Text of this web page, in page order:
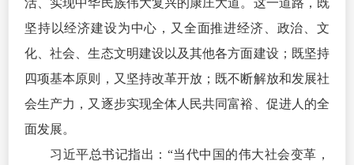
活、实现中华民族伟大复兴的康庄大道。这一道路，既
坚持以经济建设为中心，又全面推进经济、政治、文
化、社会、生态文明建设以及其他各方面建设；既坚持
四项基本原则，又坚持改革开放；既不断解放和发展社
会生产力，又逐步实现全体人民共同富裕、促进人的全
面发展。
习近平总书记指出：“当代中国的伟大社会变革，